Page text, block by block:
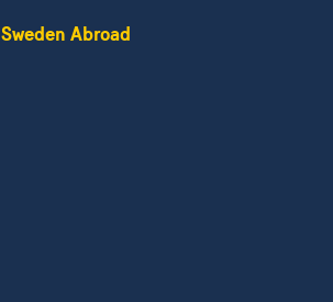
Sweden Abroad